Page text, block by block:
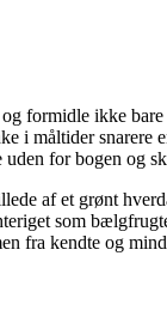
formidle ikke
i måltider snarere
for bogen og
af et grønt
som
fra kendte og